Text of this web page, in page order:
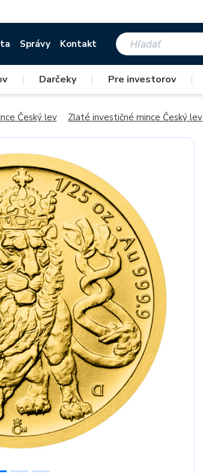
Správy Kontakt
| Darčeky | Pre investorov |
Český lev Zlaté investičné mince Český lev